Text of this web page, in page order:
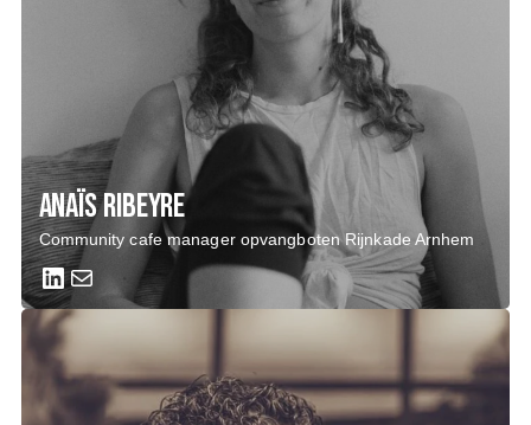
Anaïs Ribeyre
Community cafe manager opvangboten Rijnkade Arnhem
LinkedIn Mail